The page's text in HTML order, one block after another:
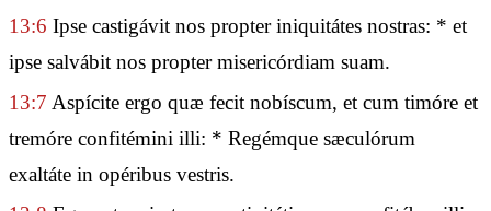
13:6 Ipse castigávit nos propter iniquitátes nostras: * et
ipse salvábit nos propter misericórdiam suam.
13:7 Aspícite ergo quæ fecit nobíscum, et cum timóre et
tremóre confitémini illi: * Regémque sæculórum
exaltáte in opéribus vestris.